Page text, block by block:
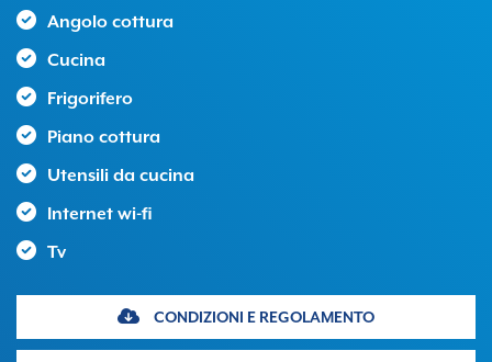
Angolo cottura
Cucina
Frigorifero
Piano cottura
Utensili da cucina
Internet wi-fi
Tv
CONDIZIONI E REGOLAMENTO